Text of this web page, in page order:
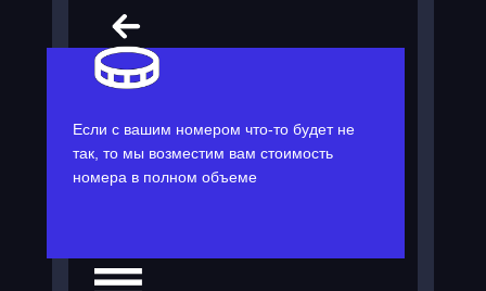
Если с вашим номером что-то будет не
так, то мы возместим вам стоимость
номера в полном объеме